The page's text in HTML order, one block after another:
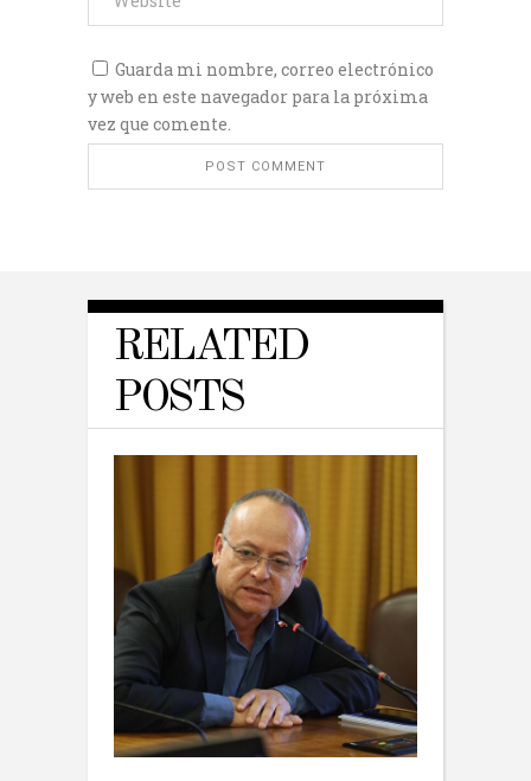
Guarda mi nombre, correo electrónico
y web en este navegador para la próxima
vez que comente.
RELATED
POSTS